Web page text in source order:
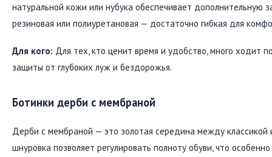
натуральной кожи или нубука обеспечивает дополнительную
резиновая или полиуретановая — достаточно гибкая для
Для кого: Для тех, кто ценит время и удобство, много ходит
защиты от глубоких луж и бездорожья.
Ботинки дерби с мембраной
Дерби с мембраной — это золотая середина между классикой
шнуровка позволяет регулировать полноту обуви, что